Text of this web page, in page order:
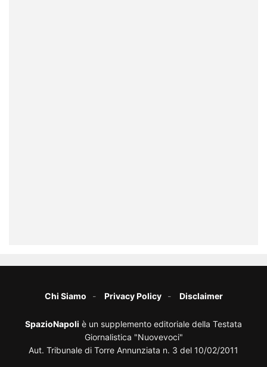
Chi Siamo Privacy Policy Disclaimer
SpazioNapoli è un supplemento editoriale della Testata
Giornalistica "Nuovevoci"
Aut. Tribunale di Torre Annunziata n. 3 del 10/02/2011